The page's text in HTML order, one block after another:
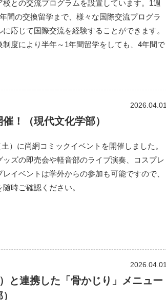
との交流プログラムを設置しています。1週
間の交換留学まで、様々な国際交流プログラ
応じて国際交流を経験することができます。
度により半年～1年間留学をしても、4年間で
2026.04.01
！（現代文化学部）
）に尚絅コミックイベントを開催しました。
ズの即売会や軽音部のライブ演奏、コスプレ
イベントは学外からの参加も可能ですので、
時ご確認ください。
2026.04.01
と連携した「骨かじり」メニュー